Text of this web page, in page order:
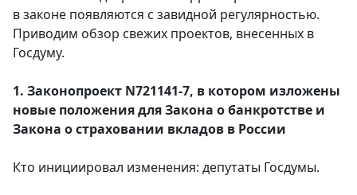
в законе появляются с завидной регулярностью.
Приводим обзор свежих проектов, внесенных в
Госдуму.
1. Законопроект N721141-7, в котором изложены
новые положения для Закона о банкротстве и
Закона о страховании вкладов в России
Кто инициировал изменения: депутаты Госдумы.